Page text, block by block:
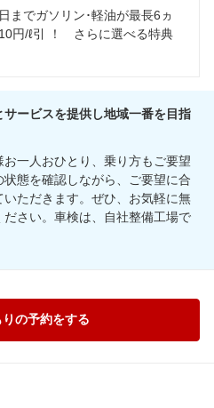
までガソリン･軽油が最長6ヵ
円/ℓ引 ！ さらに選べる特典
ービスを提供し地域一番を目指
一人おひとり、乗り方もご要望
態を確認しながら、ご要望に合
ただきます。ぜひ、お気軽に無
さい。車検は、自社整備工場で
の予約をする